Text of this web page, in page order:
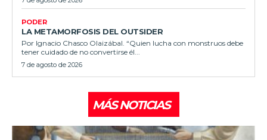
PODER
LA METAMORFOSIS DEL OUTSIDER
Por Ignacio Chasco Olaizábal. “Quien lucha con monstruos debe
tener cuidado de no convertirse él...
7 de agosto de 2026
MÁS NOTICIAS